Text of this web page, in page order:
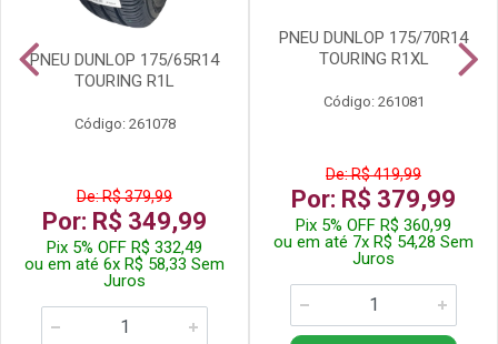
PNEU DUNLOP 175/65R14
TOURING R1L
Código: 261078
De: R$ 379,99
Por: R$ 349,99
Pix 5% OFF R$ 332,49
ou em até 6x R$ 58,33 Sem
Juros
PNEU DUNLOP 175/70R14
TOURING R1XL
Código: 261081
De: R$ 419,99
Por: R$ 379,99
Pix 5% OFF R$ 360,99
ou em até 7x R$ 54,28 Sem
Juros